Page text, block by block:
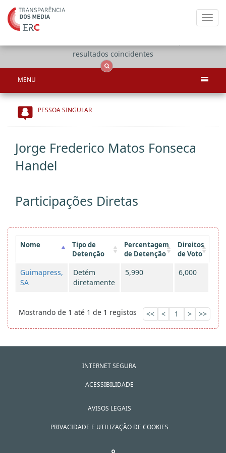
resultados coincidentes
MENU
PESSOA SINGULAR
Jorge Frederico Matos Fonseca
Handel
Participações Diretas
Nome
Tipo de
Detenção
Percentagem
de Detenção
Direitos
de Voto
Guimapress,
SA
Detém
diretamente
5,990 6,000
Mostrando de 1 até 1 de 1 registos << < 1 > >>
INTERNET SEGURA
ACESSIBILIDADE
AVISOS LEGAIS
PRIVACIDADE E UTILIZAÇÃO DE COOKIES